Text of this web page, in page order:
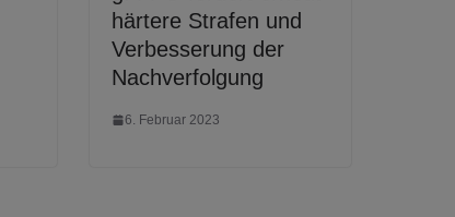
härtere Strafen und
Verbesserung der
Nachverfolgung
6. Februar 2023